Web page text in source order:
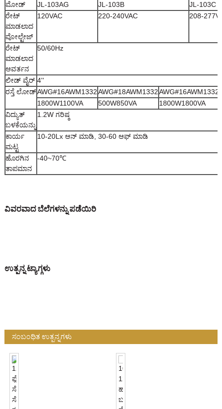
ಮೋಡ್ JL-103AG JL-103B
JL-103C
ರೇಟ್
ಮಾಡಲಾದ
ವೋಲ್ಟೇಜ್
120VAC 220-240VAC 208-
ರೇಟ್
ಮಾಡಲಾದ
ಆವರ್ತನ
50/60Hz
ಲೀಡ್ ವೈರ್ 4''
ರಸ್ತೆ ಲೋಡ್AWG#16AWM1332AWG#18AWM1332AWG#16AWM1332
1800W1100VA
500W850VA 1800W1800VA
ವಿದ್ಯುತ್
ಬಳಕೆಯನ್ನು
1.2W ಗರಿಷ್ಠ
ಕಾರ್ಯ
ಮಟ್ಟ
10-20Lx ಆನ್ ಮಾಡಿ, 30-60 ಆಫ್ ಮಾಡಿ
ಹೊರಗಿನ
ತಾಪಮಾನ
-40~70℃
ವಿವರವಾದ ಬೆಲೆಗಳನ್ನು ಪಡೆಯಿರಿ
ಉತ್ಪನ್ನ ಟ್ಯಾಗ್ಗಳು
ಸಂಬಂಧಿತ ಉತ್ಪನ್ನಗಳು